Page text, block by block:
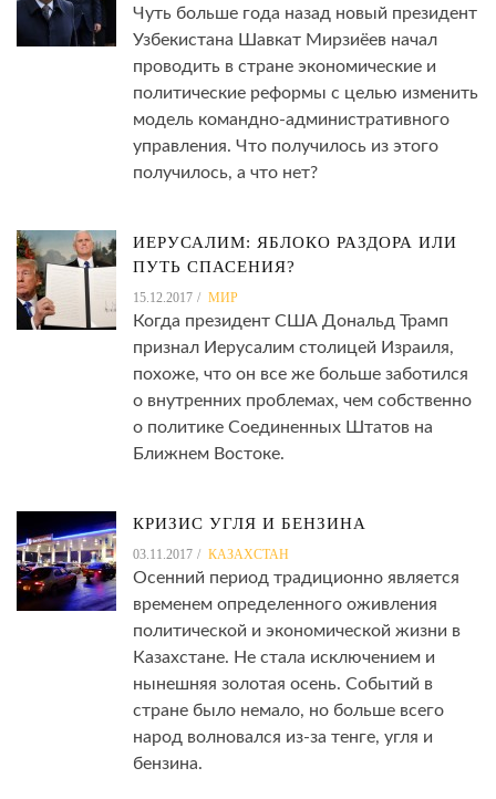
Чуть больше года назад новый президент
Узбекистана Шавкат Мирзиёев начал
проводить в стране экономические и
политические реформы с целью изменить
модель командно-административного
управления. Что получилось из этого
получилось, а что нет?
ИЕРУСАЛИМ: ЯБЛОКО РАЗДОРА ИЛИ
ПУТЬ СПАСЕНИЯ?
15.12.2017 МИР
Когда президент США Дональд Трамп
признал Иерусалим столицей Израиля,
похоже, что он все же больше заботился
о внутренних проблемах, чем собственно
о политике Соединенных Штатов на
Ближнем Востоке.
КРИЗИС УГЛЯ И БЕНЗИНА
03.11.2017 КАЗАХСТАН
Осенний период традиционно является
временем определенного оживления
политической и экономической жизни в
Казахстане. Не стала исключением и
нынешняя золотая осень. Событий в
стране было немало, но больше всего
народ волновался из-за тенге, угля и
бензина.